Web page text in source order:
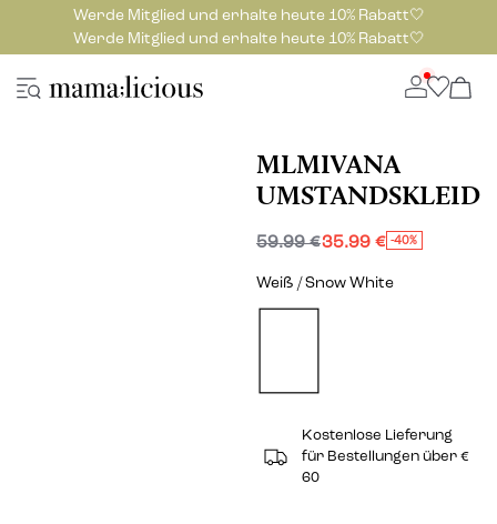
Werde Mitglied und erhalte heute 10% Rabatt🤍
Werde Mitglied und erhalte heute 10% Rabatt🤍
MLMIVANA
UMSTANDSKLEID
59.99 €35.99 € -40%
Weiß / Snow White
Kostenlose Lieferung
für Bestellungen über €
60